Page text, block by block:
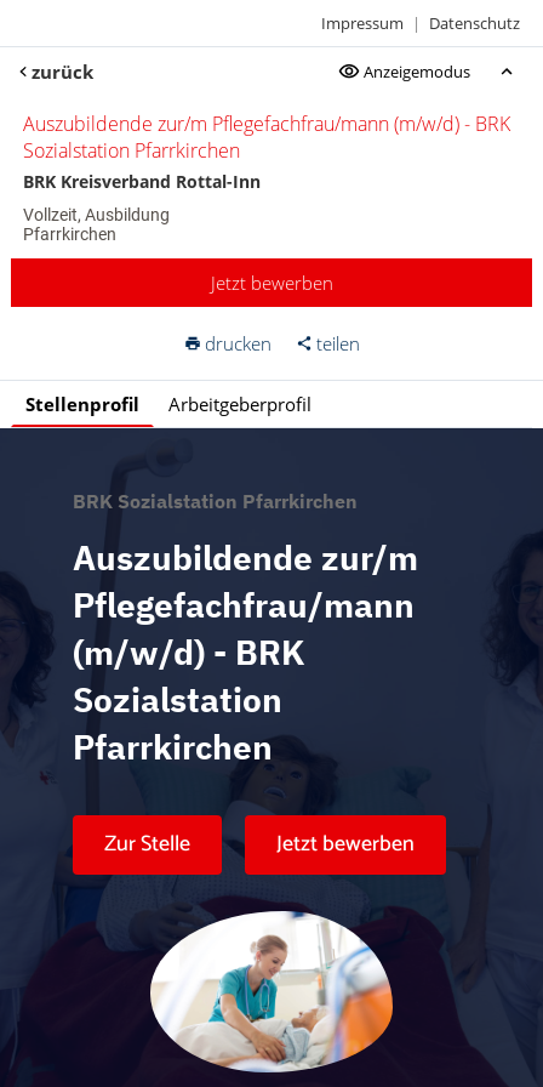
Impressum | Datenschutz
zurück Anzeigemodus
Auszubildende zur/m Pflegefachfrau/mann (m/w/d) - BRK
Sozialstation Pfarrkirchen
BRK Kreisverband Rottal-Inn
Vollzeit, Ausbildung
Pfarrkirchen
Jetzt bewerben
drucken teilen
Stellenprofil Arbeitgeberprofil
Karte anzeigen